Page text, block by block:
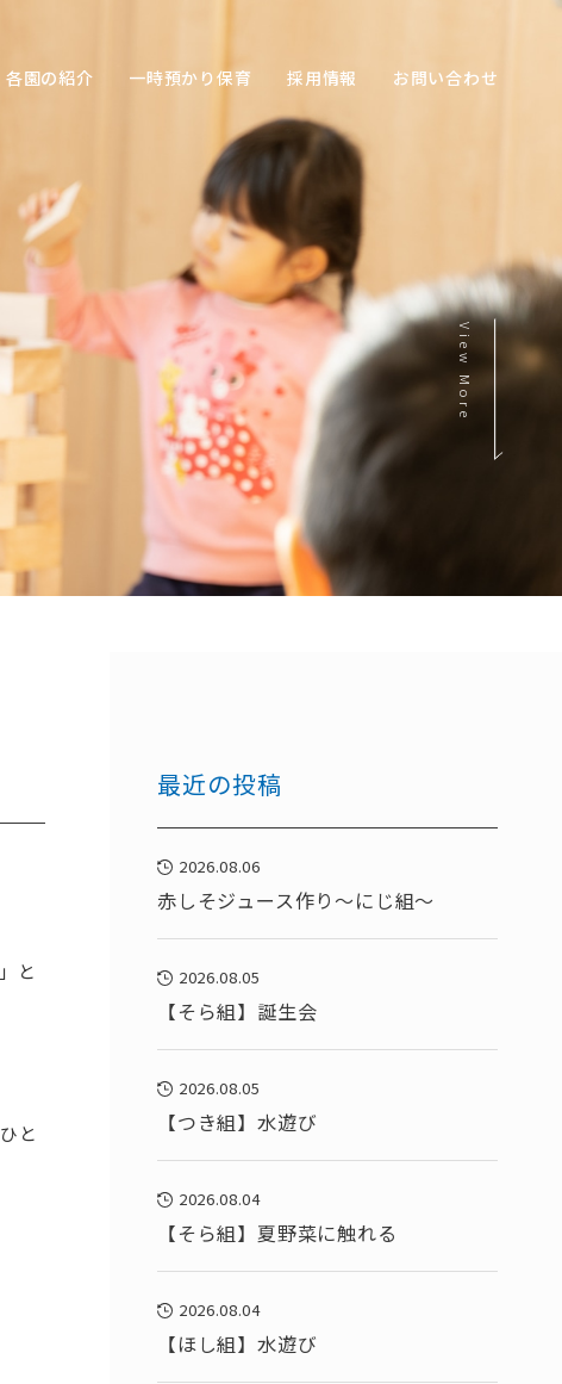
各園の紹介 一時預かり保育 採用情報 お問い合わせ
View More
と
と
最近の投稿
2026.08.06
赤しそジュース作り～にじ組～
2026.08.05
【そら組】誕生会
2026.08.05
【つき組】水遊び
2026.08.04
【そら組】夏野菜に触れる
2026.08.04
【ほし組】水遊び